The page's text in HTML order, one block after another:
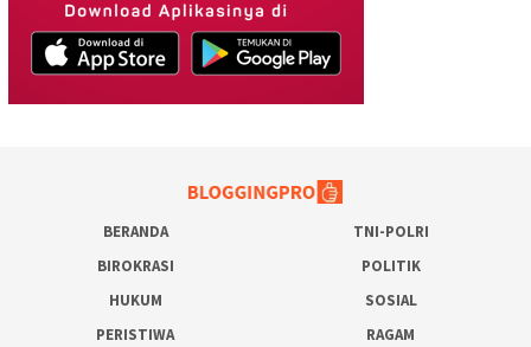
BERANDA
TNI-POLRI
BIROKRASI
POLITIK
HUKUM
SOSIAL
PERISTIWA
RAGAM